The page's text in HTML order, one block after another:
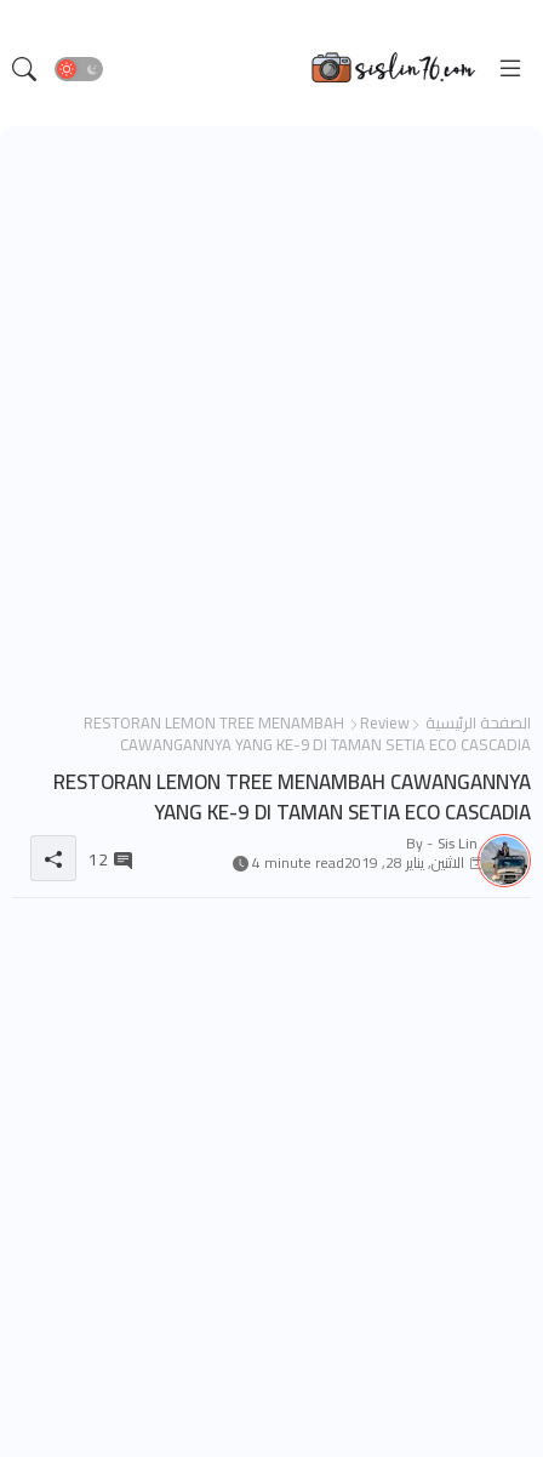
الصفحة الرئيسية Review
RESTORAN LEMON TREE MENAMBAH
CAWANGANNYA YANG KE-9 DI TAMAN SETIA ECO CASCADIA
RESTORAN LEMON TREE MENAMBAH CAWANGANNYA
YANG KE-9 DI TAMAN SETIA ECO CASCADIA
By - Sis Lin
الاثنين, يناير 28, 2019 4 minute read
12